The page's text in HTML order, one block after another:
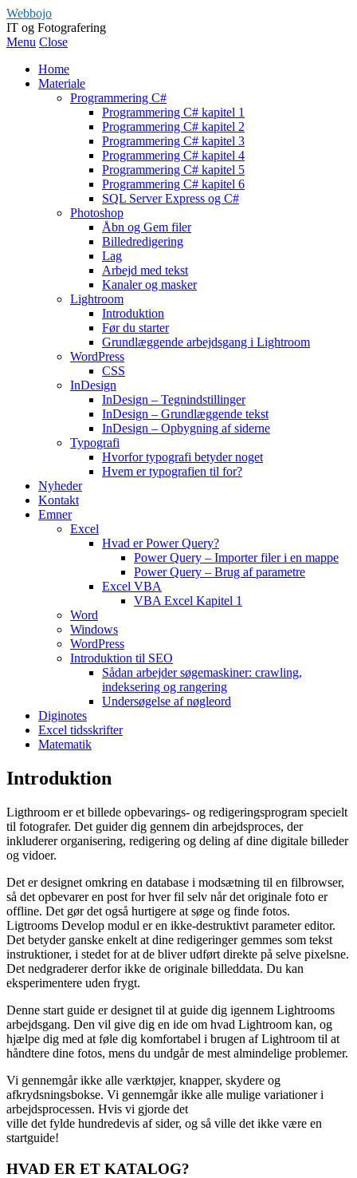
Webbojo
IT og Fotografering
Menu Close
Home
Materiale
Programmering C#
Programmering C# kapitel 1
Programmering C# kapitel 2
Programmering C# kapitel 3
Programmering C# kapitel 4
Programmering C# kapitel 5
Programmering C# kapitel 6
SQL Server Express og C#
Photoshop
Åbn og Gem filer
Billedredigering
Lag
Arbejd med tekst
Kanaler og masker
Lightroom
Introduktion
Før du starter
Grundlæggende arbejdsgang i Lightroom
WordPress
CSS
InDesign
InDesign – Tegnindstillinger
InDesign – Grundlæggende tekst
InDesign – Opbygning af siderne
Typografi
Hvorfor typografi betyder noget
Hvem er typografien til for?
Nyheder
Kontakt
Emner
Excel
Hvad er Power Query?
Power Query – Importer filer i en mappe
Power Query – Brug af parametre
Excel VBA
VBA Excel Kapitel 1
Word
Windows
WordPress
Introduktion til SEO
Sådan arbejder søgemaskiner: crawling,
indeksering og rangering
Undersøgelse af nøgleord
Diginotes
Excel tidsskrifter
Matematik
Introduktion
Ligthroom er et billede opbevarings- og redigeringsprogram specielt
til fotografer. Det guider dig gennem din arbejdsproces, der
inkluderer organisering, redigering og deling af dine digitale billeder
og vidoer.
Det er designet omkring en database i modsætning til en filbrowser,
så det opbevarer en post for hver fil selv når det originale foto er
offline. Det gør det også hurtigere at søge og finde fotos.
Ligtrooms Develop modul er en ikke-destruktivt parameter editor.
Det betyder ganske enkelt at dine redigeringer gemmes som tekst
instruktioner, i stedet for at de bliver udført direkte på selve pixelsne.
Det nedgraderer derfor ikke de originale billeddata. Du kan
eksperimentere uden frygt.
Denne start guide er designet til at guide dig igennem Lightrooms
arbejdsgang. Den vil give dig en ide om hvad Lightroom kan, og
hjælpe dig med at føle dig komfortabel i brugen af Lightroom til at
håndtere dine fotos, mens du undgår de mest almindelige problemer.
Vi gennemgår ikke alle værktøjer, knapper, skydere og
afkrydsningsbokse. Vi gennemgår ikke alle mulige variationer i
arbejdsprocessen. Hvis vi gjorde det
ville det fylde hundredevis af sider, og så ville det ikke være en
startguide!
HVAD ER ET KATALOG?